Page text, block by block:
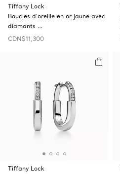
Tiffany Lock
Boucles d’oreille en or jaune avec
diamants …
CDN$11,300
Tiffany Lock